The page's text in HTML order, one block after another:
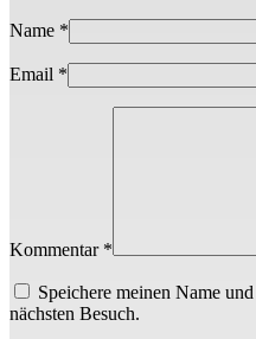
Name *
Email *
Kommentar *
Speichere meinen Name
nächsten Besuch.